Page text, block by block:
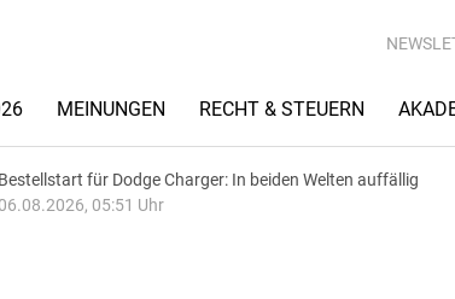
MEINUNGEN RECHT & STEUERN
Bestellstart für Dodge Charger: In beiden Welten auffällig
06.08.2026, 05:51 Uhr